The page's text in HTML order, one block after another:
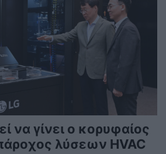
να γίνει ο κορυφαίος
λύσεων HVAC